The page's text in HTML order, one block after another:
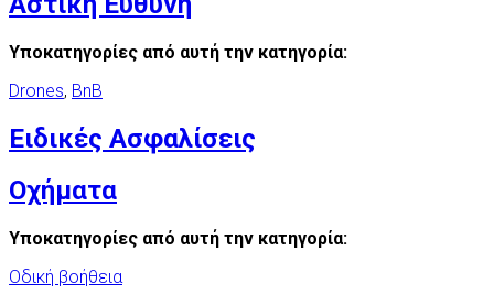
Υποκατηγορίες από αυτή την κατηγορία:
Drones, BnB
Ειδικές Ασφαλίσεις
Οχήματα
Υποκατηγορίες από αυτή την κατηγορία:
Οδική βοήθεια